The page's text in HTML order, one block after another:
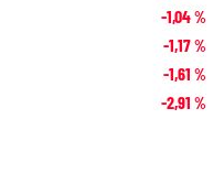
-1,04%
-1,17%
-1,61 %
-2,91 %